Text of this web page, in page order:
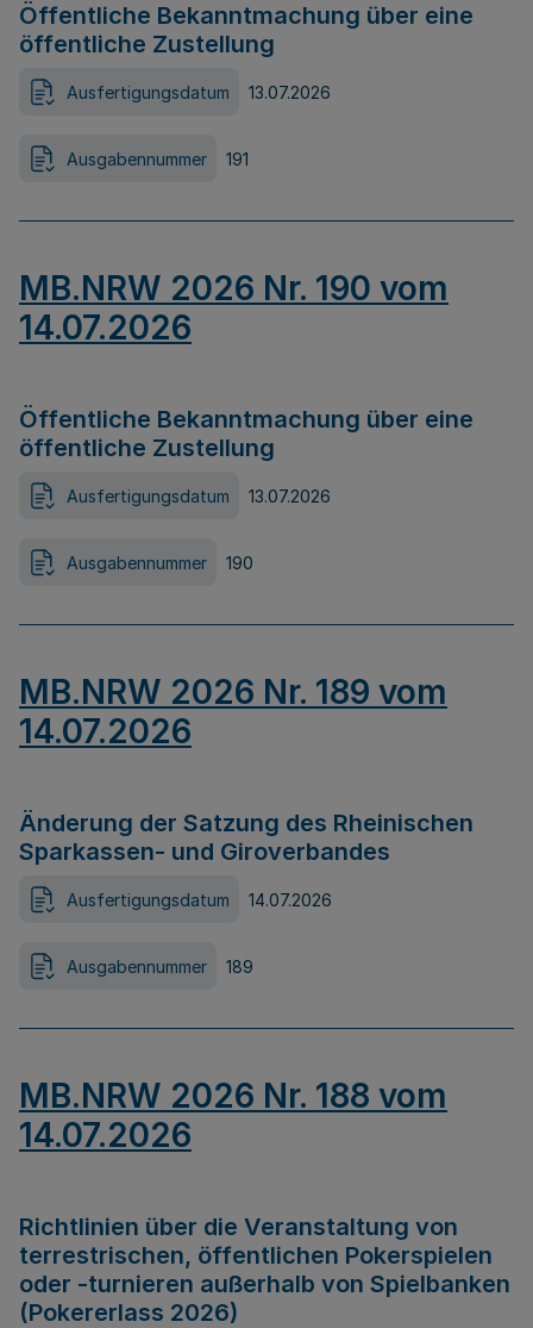
Öffentliche Bekanntmachung über eine
öffentliche Zustellung
Ausfertigungsdatum 13.07.2026
Ausgabennummer 191
MB.NRW 2026 Nr. 190 vom
14.07.2026
Öffentliche Bekanntmachung über eine
öffentliche Zustellung
Ausfertigungsdatum 13.07.2026
Ausgabennummer 190
MB.NRW 2026 Nr. 189 vom
14.07.2026
Änderung der Satzung des Rheinischen
Sparkassen- und Giroverbandes
Ausfertigungsdatum 14.07.2026
Ausgabennummer 189
MB.NRW 2026 Nr. 188 vom
14.07.2026
Richtlinien über die Veranstaltung von
terrestrischen, öffentlichen Pokerspielen
oder -turnieren außerhalb von Spielbanken
(Pokererlass 2026)